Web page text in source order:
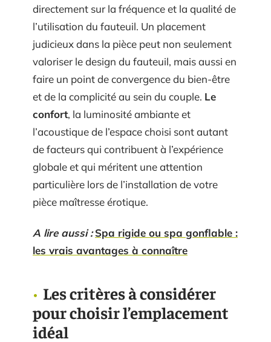
directement sur la fréquence et la qualité de
l’utilisation du fauteuil. Un placement
judicieux dans la pièce peut non seulement
valoriser le design du fauteuil, mais aussi en
faire un point de convergence du bien-être
et de la complicité au sein du couple. Le
confort, la luminosité ambiante et
l’acoustique de l’espace choisi sont autant
de facteurs qui contribuent à l’expérience
globale et qui méritent une attention
particulière lors de l’installation de votre
pièce maîtresse érotique.
A lire aussi : Spa rigide ou spa gonflable :
les vrais avantages à connaître
Les critères à considérer
pour choisir l’emplacement
idéal